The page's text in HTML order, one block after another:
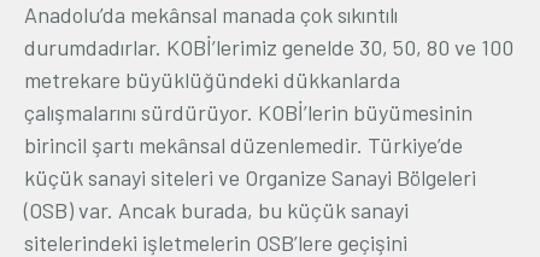
Anadolu’da mekânsal manada çok sıkıntılı
durumdadırlar. KOBİ’lerimiz genelde 30, 50, 80 ve 100
metrekare büyüklüğündeki dükkanlarda
çalışmalarını sürdürüyor. KOBİ’lerin büyümesinin
birincil şartı mekânsal düzenlemedir. Türkiye’de
küçük sanayi siteleri ve Organize Sanayi Bölgeleri
(OSB) var. Ancak burada, bu küçük sanayi
sitelerindeki işletmelerin OSB’lere geçişini